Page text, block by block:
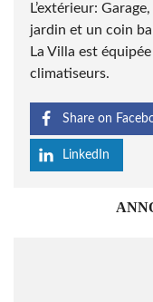
L’extérieur:
jardin et un coin
La Villa est
climatiseurs.
Share on
LinkedIn